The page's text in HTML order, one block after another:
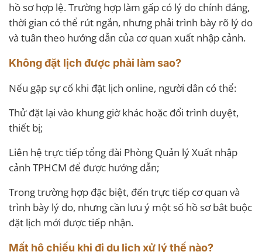
hồ sơ hợp lệ. Trường hợp làm gấp có lý do chính đáng,
thời gian có thể rút ngắn, nhưng phải trình bày rõ lý do
và tuân theo hướng dẫn của cơ quan xuất nhập cảnh.
Không đặt lịch được phải làm sao?
Nếu gặp sự cố khi đặt lịch online, người dân có thể:
Thử đặt lại vào khung giờ khác hoặc đổi trình duyệt,
thiết bị;
Liên hệ trực tiếp tổng đài Phòng Quản lý Xuất nhập
cảnh TPHCM để được hướng dẫn;
Trong trường hợp đặc biệt, đến trực tiếp cơ quan và
trình bày lý do, nhưng cần lưu ý một số hồ sơ bắt buộc
đặt lịch mới được tiếp nhận.
Mất hộ chiếu khi đi du lịch xử lý thế nào?